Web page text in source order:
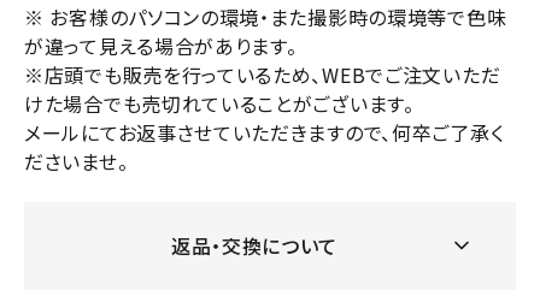
※ お客様のパソコンの環境・また撮影時の環境等で色味
が違って見える場合があります。
※店頭でも販売を行っているため、WEBでご注文いただ
けた場合でも売切れていることがございます。
メールにてお返事させていただきますので、何卒ご了承く
ださいませ。
返品・交換について